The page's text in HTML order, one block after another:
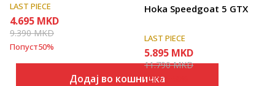
LAST PIECE
4.695 MKD
9.390MKD
Попуст50%
Додај во кошничка
Hoka Speedgoat 5 GTX
LAST PIECE
5.895 MKD
11.790MKD
Попуст